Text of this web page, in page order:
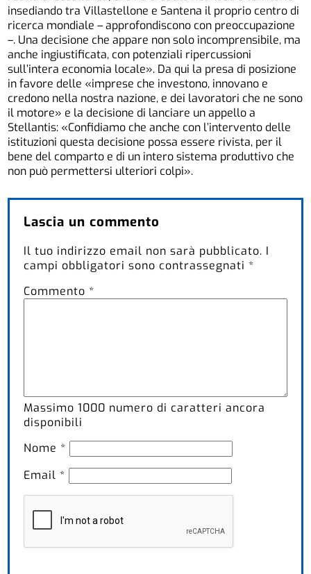
insediando tra Villastellone e Santena il proprio centro di
ricerca mondiale – approfondiscono con preoccupazione
–. Una decisione che appare non solo incomprensibile, ma
anche ingiustificata, con potenziali ripercussioni
sull’intera economia locale». Da qui la presa di posizione
in favore delle «imprese che investono, innovano e
credono nella nostra nazione, e dei lavoratori che ne sono
il motore» e la decisione di lanciare un appello a
Stellantis: «Confidiamo che anche con l’intervento delle
istituzioni questa decisione possa essere rivista, per il
bene del comparto e di un intero sistema produttivo che
non può permettersi ulteriori colpi».
Lascia un commento
Il tuo indirizzo email non sarà pubblicato. I
campi obbligatori sono contrassegnati *
Commento *
Massimo1000 numero di caratteri ancora
disponibili
Nome *
Email *